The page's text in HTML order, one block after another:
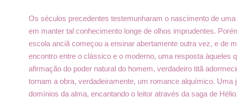
Os séculos precedentes testemunharam o nascimento de
em manter tal conhecimento longe de olhos imprudentes.
escola anciã começou a ensinar abertamente outra vez, e de
encontro entre o clássico e o moderno, uma resposta àqueles
afirmação do poder natural do homem, verdadeiro titã
tornam a obra, verdadeiramente, um romance alquímico.
domínios da alma, encantando o leitor através da saga de